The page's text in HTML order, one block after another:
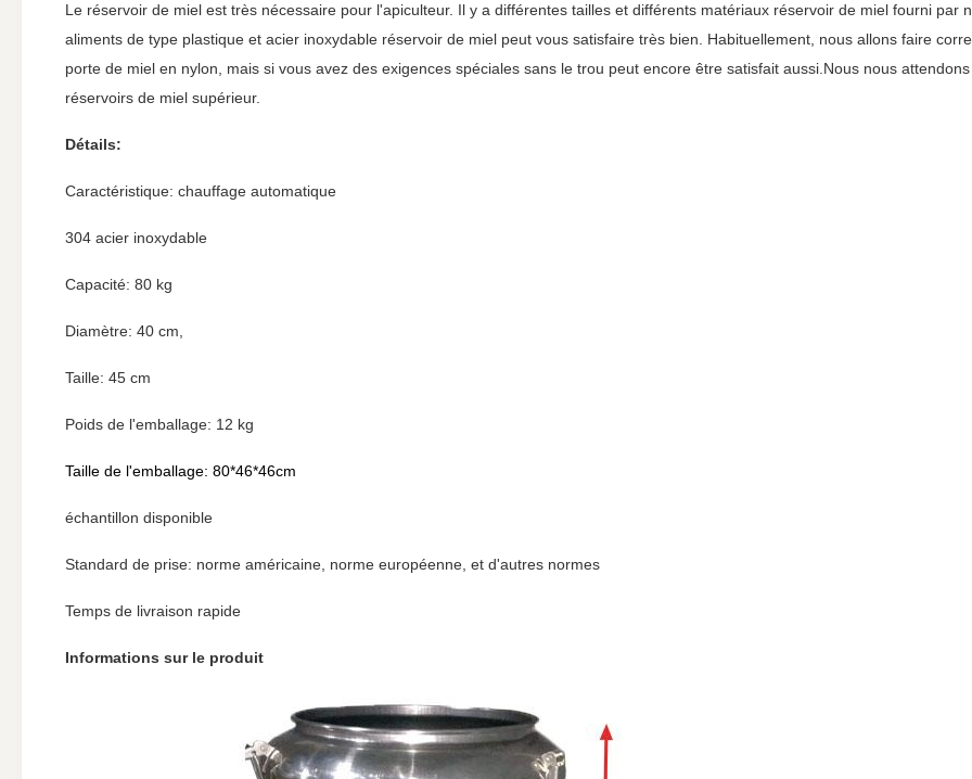
Le réservoir de miel est très nécessaire pour l'apiculteur. Il y a différentes tailles et différents matériaux réservoir de miel fourni par
aliments de type plastique et acier inoxydable réservoir de miel peut vous satisfaire très bien. Habituellement, nous allons faire
porte de miel en nylon, mais si vous avez des exigences spéciales sans le trou peut encore être satisfait aussi.Nous nous
réservoirs de miel supérieur.
Détails:
Caractéristique: chauffage automatique
304 acier inoxydable
Capacité: 80 kg
Diamètre: 40 cm,
Taille: 45 cm
Poids de l'emballage: 12 kg
Taille de l'emballage: 80*46*46cm
échantillon disponible
Standard de prise: norme américaine, norme européenne, et d'autres normes
Temps de livraison rapide
Informations sur le produit